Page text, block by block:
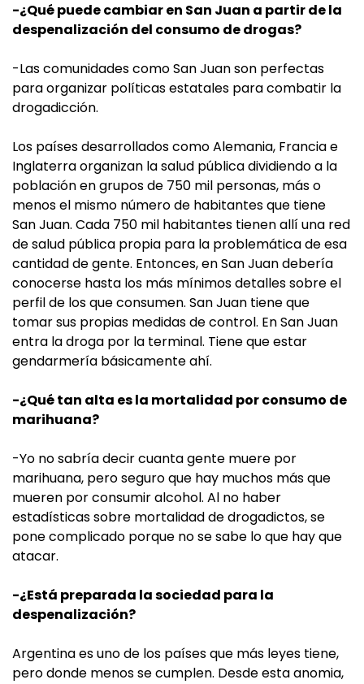
-¿Qué puede cambiar en San Juan a partir de la
despenalización del consumo de drogas?
-Las comunidades como San Juan son perfectas
para organizar políticas estatales para combatir la
drogadicción.
Los países desarrollados como Alemania, Francia e
Inglaterra organizan la salud pública dividiendo a la
población en grupos de 750 mil personas, más o
menos el mismo número de habitantes que tiene
San Juan. Cada 750 mil habitantes tienen allí una red
de salud pública propia para la problemática de esa
cantidad de gente. Entonces, en San Juan debería
conocerse hasta los más mínimos detalles sobre el
perfil de los que consumen. San Juan tiene que
tomar sus propias medidas de control. En San Juan
entra la droga por la terminal. Tiene que estar
gendarmería básicamente ahí.
-¿Qué tan alta es la mortalidad por consumo de
marihuana?
-Yo no sabría decir cuanta gente muere por
marihuana, pero seguro que hay muchos más que
mueren por consumir alcohol. Al no haber
estadísticas sobre mortalidad de drogadictos, se
pone complicado porque no se sabe lo que hay que
atacar.
-¿Está preparada la sociedad para la
despenalización?
Argentina es uno de los países que más leyes tiene,
pero donde menos se cumplen. Desde esta anomia,